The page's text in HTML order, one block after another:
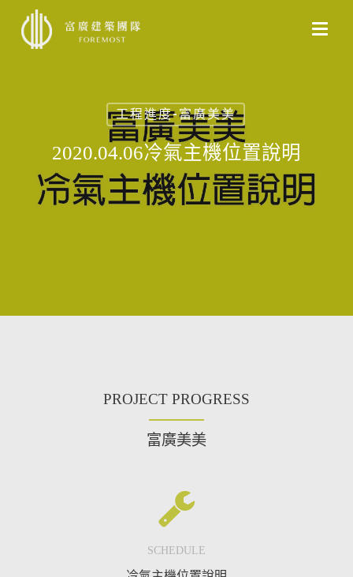
工程進度-富廣美美
2020.04.06冷氣主機位置說明
PROJECT PROGRESS
富廣美美
SCHEDULE